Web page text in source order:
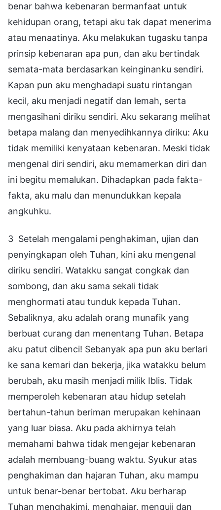
benar bahwa kebenaran bermanfaat untuk
kehidupan orang, tetapi aku tak dapat menerima
atau menaatinya. Aku melakukan tugasku tanpa
prinsip kebenaran apa pun, dan aku bertindak
semata-mata berdasarkan keinginanku sendiri.
Kapan pun aku menghadapi suatu rintangan
kecil, aku menjadi negatif dan lemah, serta
mengasihani diriku sendiri. Aku sekarang melihat
betapa malang dan menyedihkannya diriku: Aku
tidak memiliki kenyataan kebenaran. Meski tidak
mengenal diri sendiri, aku memamerkan diri dan
ini begitu memalukan. Dihadapkan pada fakta-
fakta, aku malu dan menundukkan kepala
angkuhku.
3 Setelah mengalami penghakiman, ujian dan
penyingkapan oleh Tuhan, kini aku mengenal
diriku sendiri. Watakku sangat congkak dan
sombong, dan aku sama sekali tidak
menghormati atau tunduk kepada Tuhan.
Sebaliknya, aku adalah orang munafik yang
berbuat curang dan menentang Tuhan. Betapa
aku patut dibenci! Sebanyak apa pun aku berlari
ke sana kemari dan bekerja, jika watakku belum
berubah, aku masih menjadi milik Iblis. Tidak
memperoleh kebenaran atau hidup setelah
bertahun-tahun beriman merupakan kehinaan
yang luar biasa. Aku pada akhirnya telah
memahami bahwa tidak mengejar kebenaran
adalah membuang-buang waktu. Syukur atas
penghakiman dan hajaran Tuhan, aku mampu
untuk benar-benar bertobat. Aku berharap
Tuhan menghakimi, menghajar, menguji dan